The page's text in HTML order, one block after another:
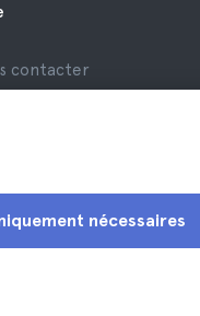
nécessaires
contacter